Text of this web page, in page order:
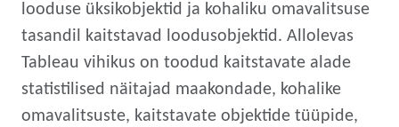
looduse üksikobjektid ja kohaliku omavalitsuse
tasandil kaitstavad loodusobjektid. Allolevas
Tableau vihikus on toodud kaitstavate alade
statistilised näitajad maakondade, kohalike
omavalitsuste, kaitstavate objektide tüüpide,